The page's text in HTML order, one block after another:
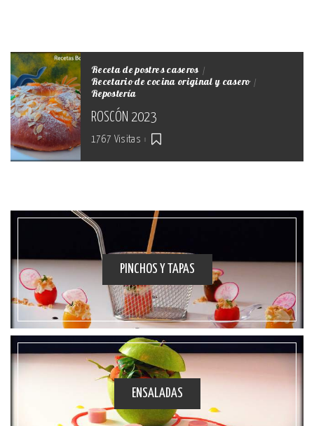
Receta de postres caseros
Recetario de cocina original y casero
Repostería
ROSCÓN 2023
1767 Visitas
PINCHOS Y TAPAS
ENSALADAS